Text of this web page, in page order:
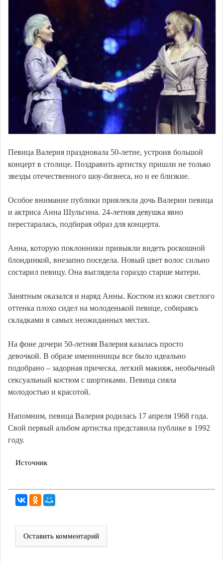
Певица Валерия праздновала 50-летие, устроив большой
концерт в столице. Поздравить артистку пришли не только
звезды отечественного шоу-бизнеса, но и ее близкие.
Особое внимание публики привлекла дочь Валерии певица
и актриса Анна Шульгина. 24-летняя девушка явно
перестаралась, подбирая образ для концерта.
Анна, которую поклонники привыкли видеть роскошной
блондинкой, внезапно поседела. Новый цвет волос сильно
состарил певицу. Она выглядела гораздо старше матери.
Занятным оказался и наряд Анны. Костюм из кожи светлого
оттенка плохо сидел на молоденькой певице, собираясь
складками в самых неожиданных местах.
На фоне дочери 50-летняя Валерия казалась просто
девочкой. В образе именинницы все было идеально
подобрано – задорная прическа, легкий макияж, необычный
сексуальный костюм с шортиками. Певица сияла
молодостью и красотой.
Напомним, певица Валерия родилась 17 апреля 1968 года.
Свой первый альбом артистка представила публике в 1992
году.
Источник
Оставить комментарий